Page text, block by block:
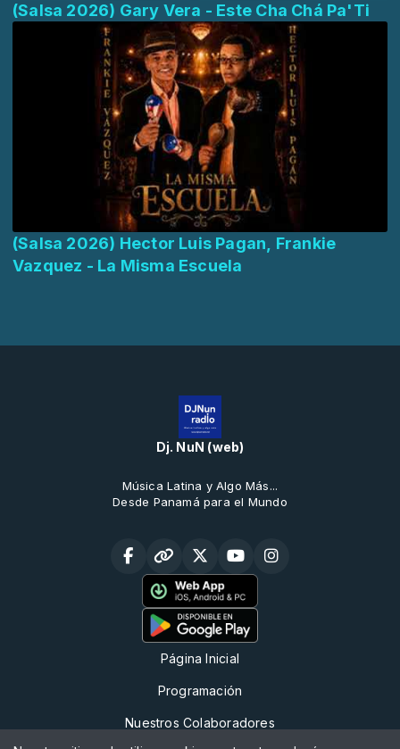
(Salsa 2026) Gary Vera - Este Cha Chá Pa'Ti
(Salsa 2026) Hector Luis Pagan, Frankie
Vazquez - La Misma Escuela
Dj. NuN (web)
Música Latina y Algo Más...
Desde Panamá para el Mundo
Página Inicial
Programación
Nuestros Colaboradores